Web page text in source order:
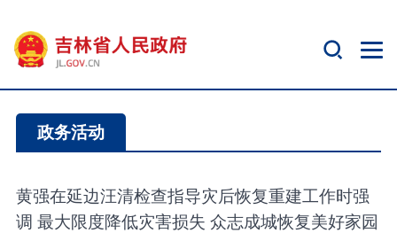
政务活动
黄强在延边汪清检查指导灾后恢复重建工作时强
调 最大限度降低灾害损失 众志成城恢复美好家园